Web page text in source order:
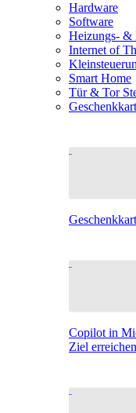
Hardware
Software
Heizungs- &
Internet of
Smart Home
Tür & Tor
Copilot in
Ziel